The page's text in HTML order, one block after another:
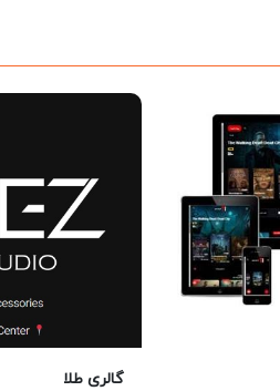
گالری طلا